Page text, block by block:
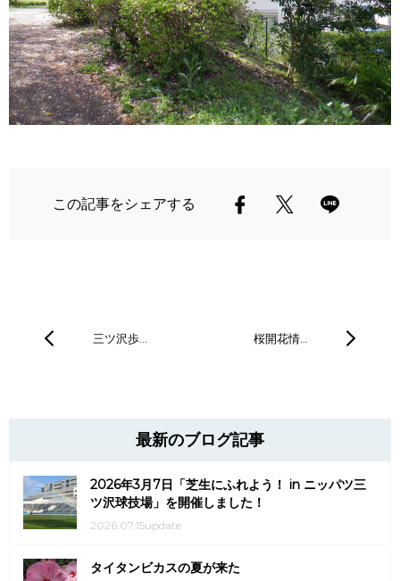
この記事をシェアする
三ツ沢歩… 桜開花情…
最新のブログ記事
2026年3月7日「芝生にふれよう！ in ニッパツ三
ツ沢球技場」を開催しました！
2026.07.15update
タイタンビカスの夏が来た